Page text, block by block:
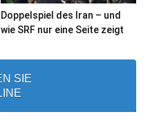
Doppelspiel des Iran – und
wie SRF nur eine Seite zeigt
SIE